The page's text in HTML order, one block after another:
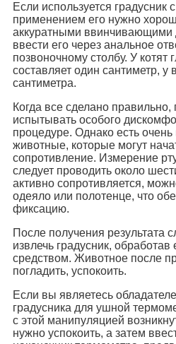
Если используется градусник
применением его нужно
аккуратными ввинчивающими
ввести его через анальное
позвоночному столбу. У котят
составляет один сантиметр, у
сантиметра.
Когда все сделано правильно,
испытывать особого
процедуре. Однако есть
животные, которые могут
сопротивление. Измерение
следует проводить около
активно сопротивляется,
одеяло или полотенце, что
фиксацию.
После получения результата
извлечь градусник, обработав
средством. Животное после
погладить, успокоить.
Если вы являетесь
градусника для ушной
с этой манипуляцией
нужно успокоить, а затем